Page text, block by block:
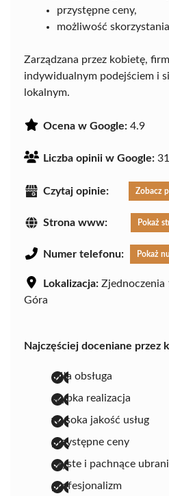
przystępne ceny,
możliwość
Zarządzana przez kobietę,
indywidualnym podejściem i
lokalnym.
Ocena w Google: 4.9
Liczba opinii w Google:
Czytaj opinie: Zobacz
Strona www: Pokaż
Numer telefonu: Pokaż
Lokalizacja: Zjednoczenia
Góra
Najczęściej doceniane przez
miła obsługa
szybka realizacja
wysoka jakość usług
przystępne ceny
czyste i pachnące
profesjonalizm